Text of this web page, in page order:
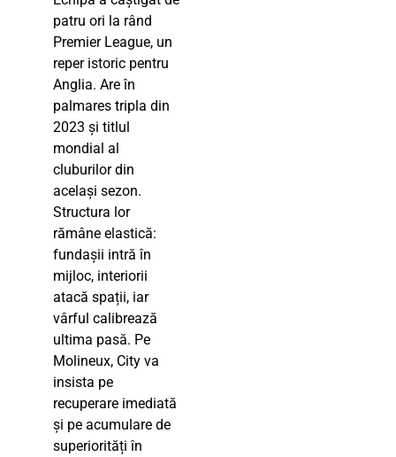
patru ori la rând
Premier League, un
reper istoric pentru
Anglia. Are în
palmares tripla din
2023 și titlul
mondial al
cluburilor din
același sezon.
Structura lor
rămâne elastică:
fundașii intră în
mijloc, interiorii
atacă spații, iar
vârful calibrează
ultima pasă. Pe
Molineux, City va
insista pe
recuperare imediată
și pe acumulare de
superiorități în